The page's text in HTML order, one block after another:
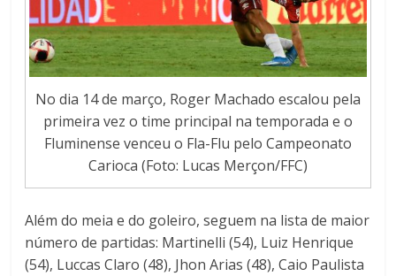
No dia 14 de março, Roger Machado escalou pela
primeira vez o time principal na temporada e o
Fluminense venceu o Fla-Flu pelo Campeonato
Carioca (Foto: Lucas Merçon/FFC)
Além do meia e do goleiro, seguem na lista de maior
número de partidas: Martinelli (54), Luiz Henrique
(54), Luccas Claro (48), Jhon Arias (48), Caio Paulista